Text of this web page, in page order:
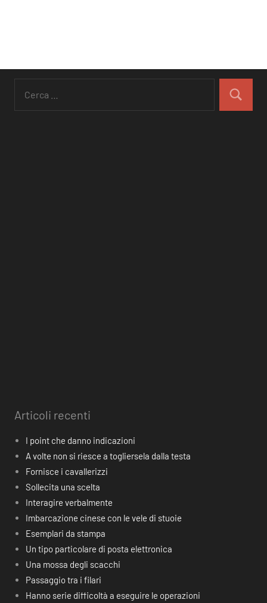
Articoli recenti
I point che danno indicazioni
A volte non si riesce a togliersela dalla testa
Fornisce i cavallerizzi
Sollecita una scelta
Interagire verbalmente
Imbarcazione cinese con le vele di stuoie
Esemplari da stampa
Un tipo particolare di posta elettronica
Una mossa degli scacchi
Passaggio tra i filari
Hanno serie difficoltà a eseguire le operazioni